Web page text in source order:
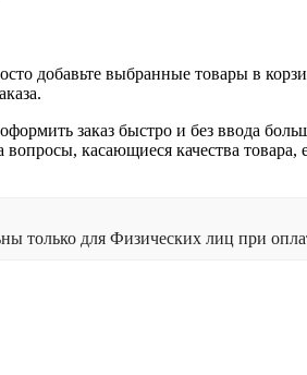
добавьте выбранные товары в
заказ быстро и без ввода
вопросы, касающиеся качества
только для Физических лиц при